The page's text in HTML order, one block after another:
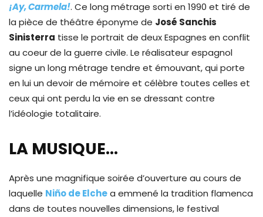
¡Ay, Carmela!. Ce long métrage sorti en 1990 et tiré de
la pièce de théâtre éponyme de José Sanchis
Sinisterra tisse le portrait de deux Espagnes en conflit
au coeur de la guerre civile. Le réalisateur espagnol
signe un long métrage tendre et émouvant, qui porte
en lui un devoir de mémoire et célèbre toutes celles et
ceux qui ont perdu la vie en se dressant contre
l’idéologie totalitaire.
LA MUSIQUE…
Après une magnifique soirée d’ouverture au cours de
laquelle Niño de Elchea emmené la tradition flamenca
dans de toutes nouvelles dimensions, le festival